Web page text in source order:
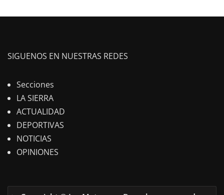
SIGUENOS EN NUESTRAS REDES
Secciones
LA SIERRA
ACTUALIDAD
DEPORTIVAS
NOTICIAS
OPINIONES